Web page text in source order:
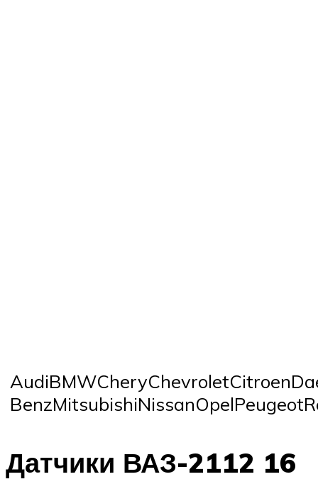
Датчики ВАЗ-2112 16